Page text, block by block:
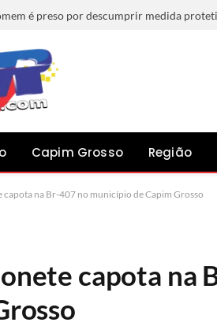
Capim Grosso Região
capota na Br-407 no município de Capim Grosso
capota na